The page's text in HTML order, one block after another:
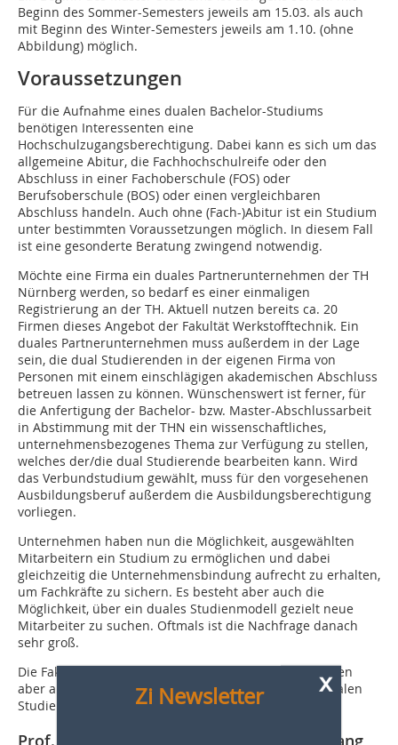
Beginn des Sommer-Semesters jeweils am 15.03. als auch
mit Beginn des Winter-Semesters jeweils am 1.10. (ohne
Abbildung) möglich.
Voraussetzungen
Für die Aufnahme eines dualen Bachelor-Studiums
benötigen Interessenten eine
Hochschulzugangsberechtigung. Dabei kann es sich um das
allgemeine Abitur, die Fachhochschulreife oder den
Abschluss in einer Fachoberschule (FOS) oder
Berufsoberschule (BOS) oder einen vergleichbaren
Abschluss handeln. Auch ohne (Fach-)Abitur ist ein Studium
unter bestimmten Voraussetzungen möglich. In diesem Fall
ist eine gesonderte Beratung zwingend notwendig.
Möchte eine Firma ein duales Partnerunternehmen der TH
Nürnberg werden, so bedarf es einer einmaligen
Registrierung an der TH. Aktuell nutzen bereits ca. 20
Firmen dieses Angebot der Fakultät Werkstofftechnik. Ein
duales Partnerunternehmen muss außerdem in der Lage
sein, die dual Studierenden in der eigenen Firma von
Personen mit einem einschlägigen akademischen Abschluss
betreuen lassen zu können. Wünschenswert ist ferner, für
die Anfertigung der Bachelor- bzw. Master-Abschlussarbeit
in Abstimmung mit der THN ein wissenschaftliches,
unternehmensbezogenes Thema zur Verfügung zu stellen,
welches der/die dual Studierende bearbeiten kann. Wird
das Verbundstudium gewählt, muss für den vorgesehenen
Ausbildungsberuf außerdem die Ausbildungsberechtigung
vorliegen.
Unternehmen haben nun die Möglichkeit, ausgewählten
Mitarbeitern ein Studium zu ermöglichen und dabei
gleichzeitig die Unternehmensbindung aufrecht zu erhalten,
um Fachkräfte zu sichern. Es besteht aber auch die
Möglichkeit, über ein duales Studienmodell gezielt neue
Mitarbeiter zu suchen. Oftmals ist die Nachfrage danach
sehr groß.
Die Fakultät Werkstofftechnik berät gerne Unternehmen
aber auch Studieninteressierte, die Fragen zu den dualen
Studienmodellen haben.
x
Zi Newsletter